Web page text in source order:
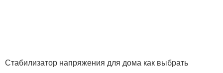
Стабилизатор напряжения для дома как выбрать